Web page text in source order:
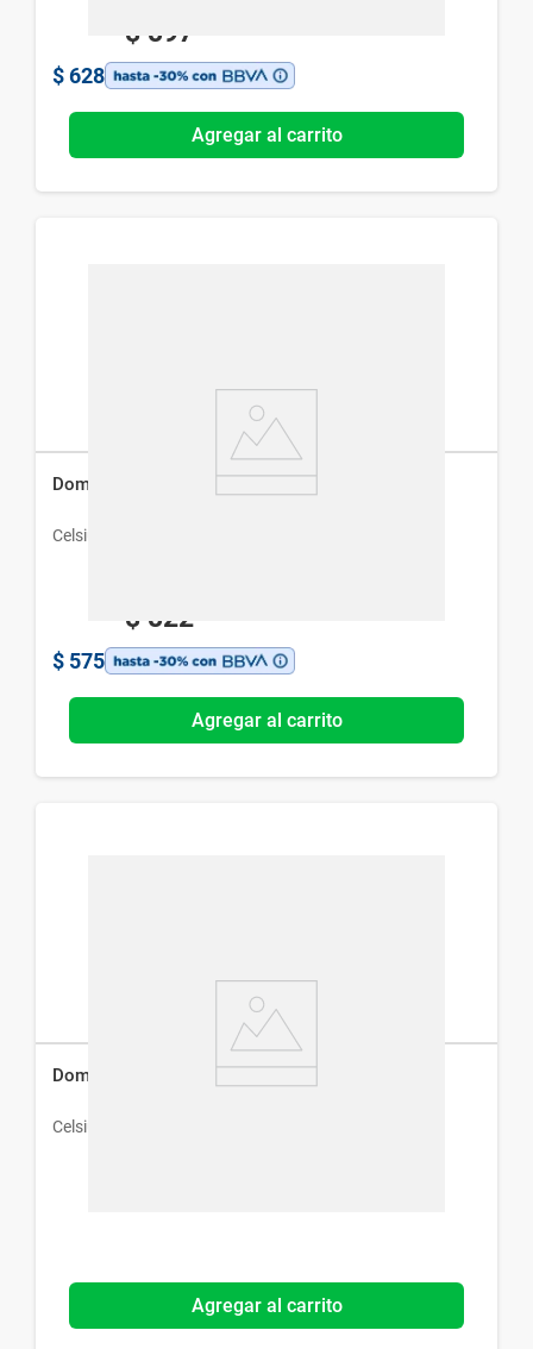
$ 897
$ 628
Agregar al carrito
Domper en Gotas x 20 ml
Celsius
$ 822
$ 575
Agregar al carrito
Domperidona 10 mg x 20 Comprimidos
Celsius
Agregar al carrito